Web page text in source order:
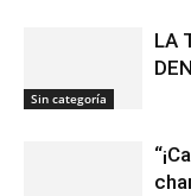
Sin categoría
LA